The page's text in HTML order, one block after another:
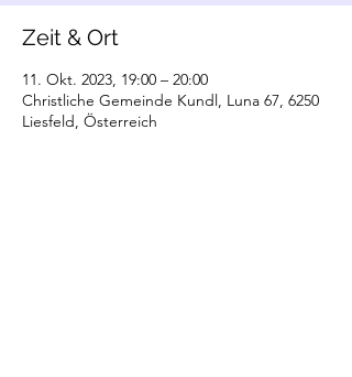
Zeit & Ort
11. Okt. 2023, 19:00 – 20:00
Christliche Gemeinde Kundl, Luna 67, 6250
Liesfeld, Österreich